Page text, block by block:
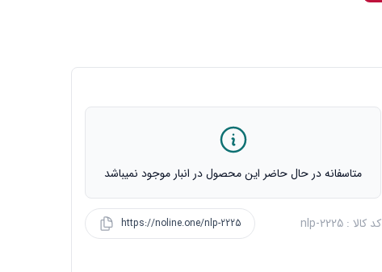
متاسفانه در حال حاضر این محصول در انبار موجود نمیباشد
کد کالا : nlp-2225 https://noline.one/nlp-2225